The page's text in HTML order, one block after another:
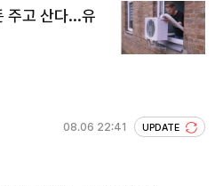
주고 산다...유
08.06 22:41 UPDATE